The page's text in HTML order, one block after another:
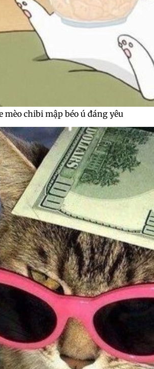
mèo chibi mập béo ú đáng yêu